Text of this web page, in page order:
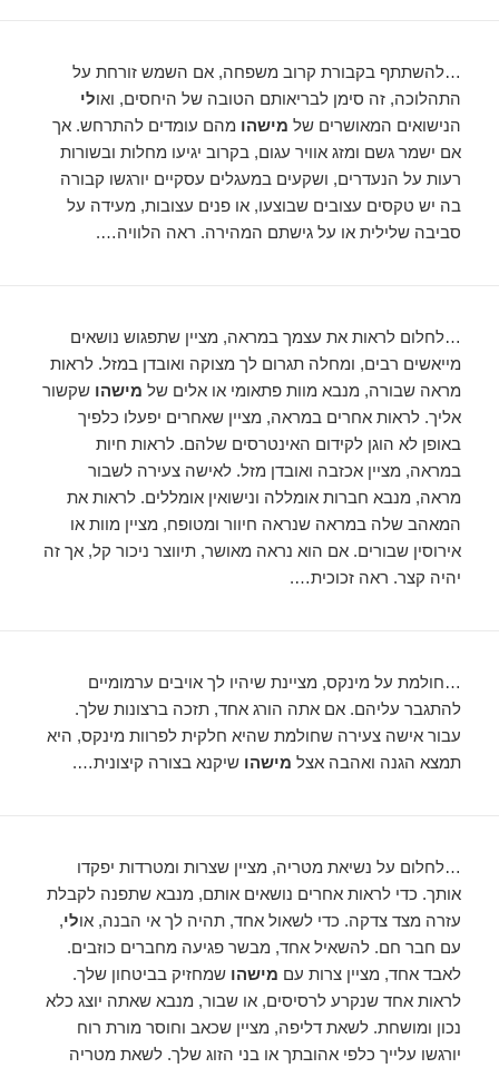
…להשתתף בקבורת קרוב משפחה, אם השמש זורחת על
התהלוכה, זה סימן לבריאותם הטובה של היחסים, ואולי
הנישואים המאושרים של מישהו מהם עומדים להתרחש. אך
אם ישמר גשם ומזג אוויר עגום, בקרוב יגיעו מחלות ובשורות
רעות על הנעדרים, ושקעים במעגלים עסקיים יורגשו קבורה
בה יש טקסים עצובים שבוצעו, או פנים עצובות, מעידה על
סביבה שלילית או על גישתם המהירה. ראה הלוויה….
…לחלום לראות את עצמך במראה, מציין שתפגוש נושאים
מייאשים רבים, ומחלה תגרום לך מצוקה ואובדן במזל. לראות
מראה שבורה, מנבא מוות פתאומי או אלים של מישהו שקשור
אליך. לראות אחרים במראה, מציין שאחרים יפעלו כלפיך
באופן לא הוגן לקידום האינטרסים שלהם. לראות חיות
במראה, מציין אכזבה ואובדן מזל. לאישה צעירה לשבור
מראה, מנבא חברות אומללה ונישואין אומללים. לראות את
המאהב שלה במראה שנראה חיוור ומטופח, מציין מוות או
אירוסין שבורים. אם הוא נראה מאושר, תיווצר ניכור קל, אך זה
יהיה קצר. ראה זכוכית….
…חולמת על מינקס, מציינת שיהיו לך אויבים ערמומיים
להתגבר עליהם. אם אתה הורג אחד, תזכה ברצונות שלך.
עבור אישה צעירה שחולמת שהיא חלקית לפרוות מינקס, היא
תמצא הגנה ואהבה אצל מישהו שיקנא בצורה קיצונית….
…לחלום על נשיאת מטריה, מציין שצרות ומטרדות יפקדו
אותך. כדי לראות אחרים נושאים אותם, מנבא שתפנה לקבלת
עזרה מצד צדקה. כדי לשאול אחד, תהיה לך אי הבנה, אולי,
עם חבר חם. להשאיל אחד, מבשר פגיעה מחברים כוזבים.
לאבד אחד, מציין צרות עם מישהו שמחזיק בביטחון שלך.
לראות אחד שנקרע לרסיסים, או שבור, מנבא שאתה יוצג כלא
נכון ומושחת. לשאת דליפה, מציין שכאב וחוסר מורת רוח
יורגשו עלייך כלפי אהובתך או בני הזוג שלך. לשאת מטריה